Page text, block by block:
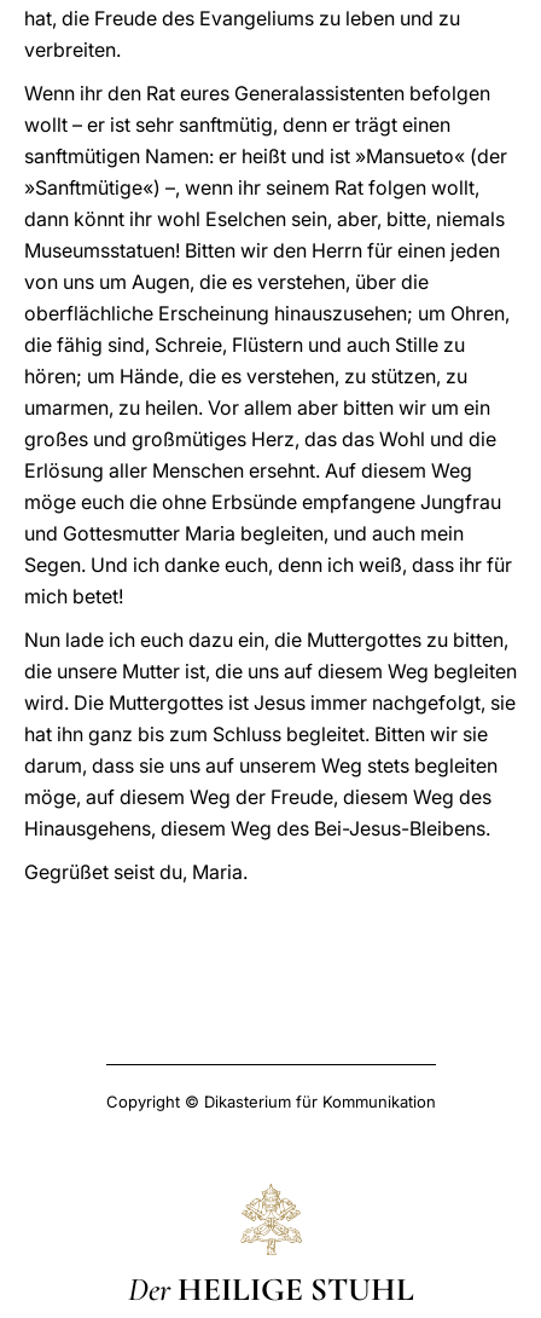
hat, die Freude des Evangeliums zu leben und zu
verbreiten.
Wenn ihr den Rat eures Generalassistenten befolgen
wollt – er ist sehr sanftmütig, denn er trägt einen
sanftmütigen Namen: er heißt und ist »Mansueto« (der
»Sanftmütige«) –, wenn ihr seinem Rat folgen wollt,
dann könnt ihr wohl Eselchen sein, aber, bitte, niemals
Museumsstatuen! Bitten wir den Herrn für einen jeden
von uns um Augen, die es verstehen, über die
oberflächliche Erscheinung hinauszusehen; um Ohren,
die fähig sind, Schreie, Flüstern und auch Stille zu
hören; um Hände, die es verstehen, zu stützen, zu
umarmen, zu heilen. Vor allem aber bitten wir um ein
großes und großmütiges Herz, das das Wohl und die
Erlösung aller Menschen ersehnt. Auf diesem Weg
möge euch die ohne Erbsünde empfangene Jungfrau
und Gottesmutter Maria begleiten, und auch mein
Segen. Und ich danke euch, denn ich weiß, dass ihr für
mich betet!
Nun lade ich euch dazu ein, die Muttergottes zu bitten,
die unsere Mutter ist, die uns auf diesem Weg begleiten
wird. Die Muttergottes ist Jesus immer nachgefolgt, sie
hat ihn ganz bis zum Schluss begleitet. Bitten wir sie
darum, dass sie uns auf unserem Weg stets begleiten
möge, auf diesem Weg der Freude, diesem Weg des
Hinausgehens, diesem Weg des Bei-Jesus-Bleibens.
Gegrüßet seist du, Maria.
Copyright © Dikasterium für Kommunikation
Der HEILIGE STUHL